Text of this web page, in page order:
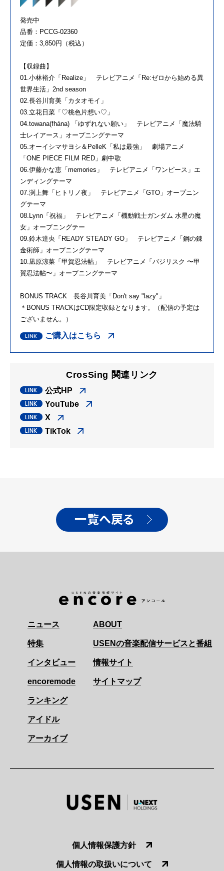
発売中
品番：PCCG-02360
定価：3,850円（税込）
【収録曲】
01.小林裕介「Realize」 テレビアニメ「Re:ゼロから始める異
世界生活」2nd season
02.長谷川育美「カタオモイ」
03.立花日菜「♡桃色片想い♡」
04.towana(fhána) 「ゆずれない願い」 テレビアニメ「魔法騎
士レイアース」オープニングテーマ
05.オーイシマサヨシ＆PelleK「私は最強」 劇場アニメ
「ONE PIECE FILM RED」劇中歌
06.伊藤かな恵「memories」 テレビアニメ「ワンピース」エ
ンディングテーマ
07.渕上舞「ヒトリノ夜」 テレビアニメ「GTO」オープニン
グテーマ
08.Lynn「祝福」 テレビアニメ「機動戦士ガンダム 水星の魔
女」オープニングテー
09.鈴木達央「READY STEADY GO」 テレビアニメ「鋼の錬
金術師」オープニングテーマ
10.凪原涼菜「甲賀忍法帖」 テレビアニメ「バジリスク 〜甲
賀忍法帖〜」オープニングテーマ
BONUS TRACK 長谷川育美「Don't say "lazy"」
＊BONUS TRACKはCD限定収録となります。（配信の予定は
ございません。）
ご購入はこちら
CrosSing 関連リンク
公式HP
YouTube
X
TikTok
一覧へ戻る
ニュース
特集
インタビュー
encoremode
ランキング
アイドル
アーカイブ
ABOUT
USENの音楽配信サービスと番組
情報サイト
サイトマップ
個人情報保護方針
個人情報の取扱いについて